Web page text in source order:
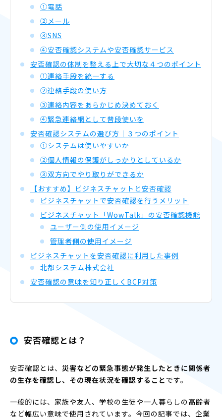
①電話
②メール
③SNS
④安否確認システムや安否確認サービス
安否確認の体制を整える上で大切な４つのポイント
①連絡手段を統一する
②連絡手段の使い方
③連絡内容をあらかじめ決めておく
④緊急連絡網として普段使いを
安否確認システムの選び方｜３つのポイント
①システムは使いやすいか
②個人情報の保護がしっかりとしているか
③双方向でやり取りができるか
【おすすめ】ビジネスチャットと安否確認
ビジネスチャットで安否確認を行うメリット
ビジネスチャット「WowTalk」の安否確認機能
ユーザー側の使用イメージ
管理者側の使用イメージ
ビジネスチャットを安否確認に利用した事例
北都システム株式会社
安否確認の意味を知り正しくBCP対策
安否確認とは？
安否確認とは、 災害などの緊急事態が発生したときに関係者
の生存を確認し、その現在状況を確認すること です。
一般的には、家族や友人、学校の生徒や一人暮らしの高齢者
など幅広い意味で使用されています。今回の記事では、企業